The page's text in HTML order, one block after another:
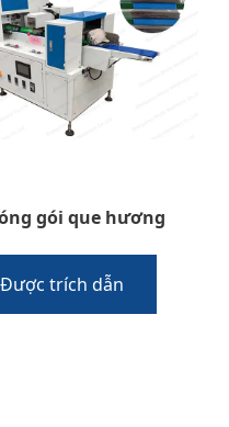
gói que hương
Được trích dẫn